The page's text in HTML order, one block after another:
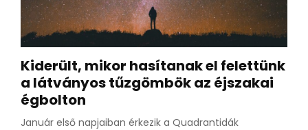
Kiderült, mikor hasítanak el felettünk
a látványos tűzgömbök az éjszakai
égbolton
Január első napjaiban érkezik a Quadrantidák